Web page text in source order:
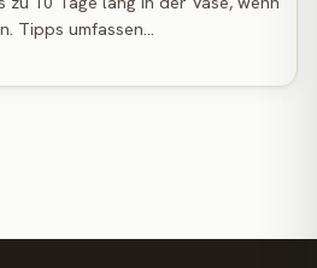
Tipps umfassen…